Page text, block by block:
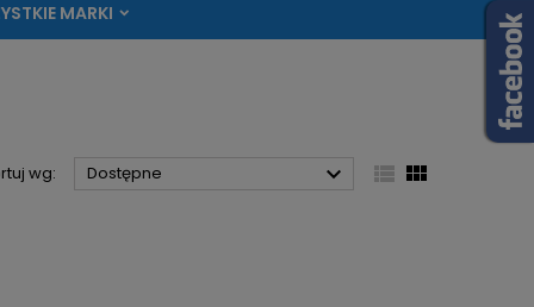
MARKI
wg: Dostępne   